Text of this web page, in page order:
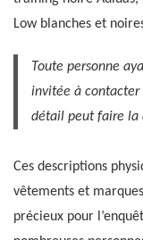
Low blanches et
Toute personne
invitée à
détail peut faire la
Ces descriptions
vêtements et
précieux pour